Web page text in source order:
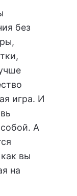
без
игра. И
А
вы
на